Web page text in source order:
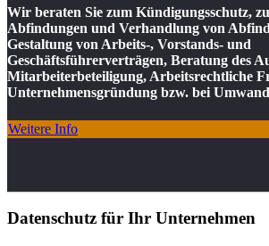
Wir beraten Sie zum Kündigungsschutz,
Abfindungen und Verhandlung von
Gestaltung von Arbeits-, Vorstands- und
Geschäftsführerverträgen, Beratung des
Mitarbeiterbeteiligung, Arbeitsrechtliche
Unternehmensgründung bzw. bei
Weitere Info
Datenschutz für Ihr Unternehmen